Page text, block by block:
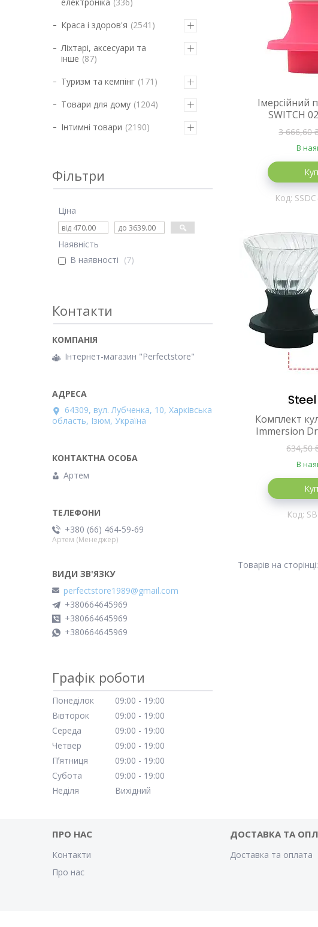
Імерсійний
SWITCH
3 666,60
В
Комплект
Immersion
634,50
В
Краса і здоров'я 2541
Ліхтарі, аксесуари та
інше 87
Туризм та кемпінг 171
Товари для дому 1204
Інтимні товари 2190
Фільтри
Ціна
Наявність
В наявності
7
Контакти
Інтернет-магазин "Perfectstore"
64309, вул. Лубченка, 10, Харківська
область, Ізюм, Україна
Артем
+380 (66) 464-59-69
Артем (Менеджер)
perfectstore1989@gmail.com
+380664645969
+380664645969
+380664645969
Графік роботи
Понеділок 09:00
19:00
Вівторок
09:00
19:00
Середа
09:00
19:00
Четвер
09:00
19:00
Пʼятниця
09:00
19:00
Субота
09:00
19:00
Неділя
Вихідний
ПРО НАС
Контакти
Про нас
ДОСТАВКА ТА
Доставка та оплата